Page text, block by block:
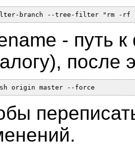
branch --tree-filter "rm -rf
- путь
после
origin master --force